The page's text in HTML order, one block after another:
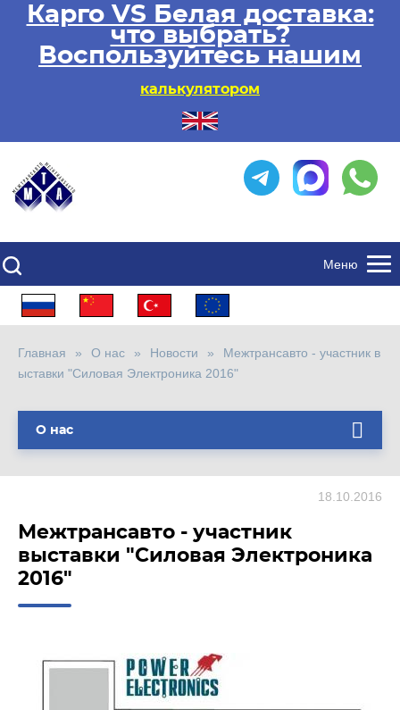
Карго VS Белая доставка:
что выбрать?
Воспользуйтесь нашим
калькулятором
Меню
Главная О нас Новости
Межтрансавто - участник в
ыставки "Силовая Электроника 2016"
О нас
Межтрансавто - участник
выставки "Силовая Электроника
2016"
18.10.2016